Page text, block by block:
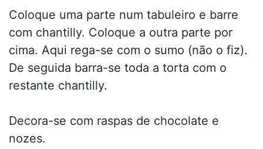
Coloque uma parte num tabuleiro e barre
com chantilly. Coloque a outra parte por
cima. Aqui rega-se com o sumo (não o fiz).
De seguida barra-se toda a torta com o
restante chantilly.
Decora-se com raspas de chocolate e
nozes.